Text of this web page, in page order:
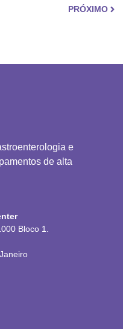
PRÓXIMO
e
de alta
Bloco 1.